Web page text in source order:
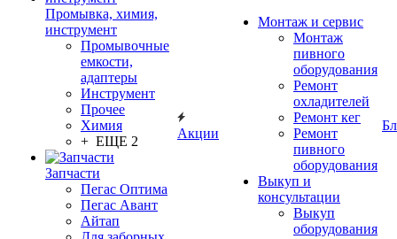
Промывка, химия,
инструмент
Промывочные
емкости,
адаптеры
Инструмент
Прочее
Химия
+ ЕЩЕ 2
Запчасти
Пегас Оптима
Пегас Авант
Айтап
Акции
Монтаж и сервис
Монтаж
пивного
оборудования
Ремонт
охладителей
Ремонт кег
Ремонт
пивного
оборудования
Выкуп и
консультации
Выкуп
оборудования